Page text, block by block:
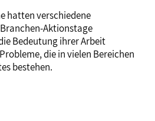
hatten verschiedene
Aktionstage
Bedeutung ihrer Arbeit
die in vielen Bereichen
bestehen.